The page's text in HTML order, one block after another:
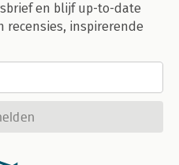
en blijf up-to-date
recensies, inspirerende